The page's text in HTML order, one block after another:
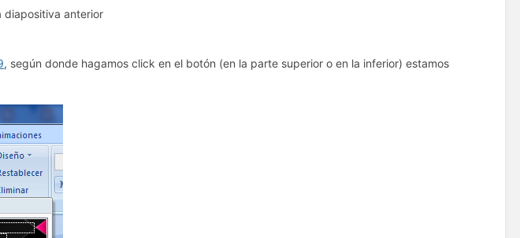
diapositiva anterior
, según donde hagamos click en el botón (en la parte superior o en la inferior) estamos